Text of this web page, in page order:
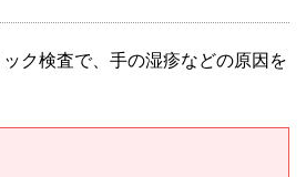
ク検査で、手の湿疹などの原因を